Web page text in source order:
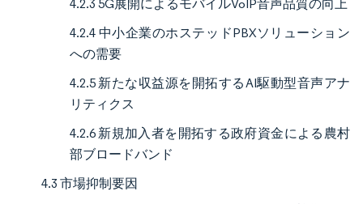
4.2.3 5G展開によるモバイルVoIP音声品質の向上
4.2.4 中小企業のホステッドPBXソリューション
への需要
4.2.5 新たな収益源を開拓するAI駆動型音声アナ
リティクス
4.2.6 新規加入者を開拓する政府資金による農村
部ブロードバンド
4.3 市場抑制要因